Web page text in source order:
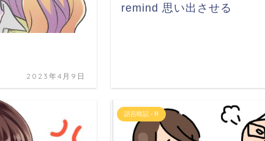
2023年4月9日
remind 思い出させる
語呂暗記 - R